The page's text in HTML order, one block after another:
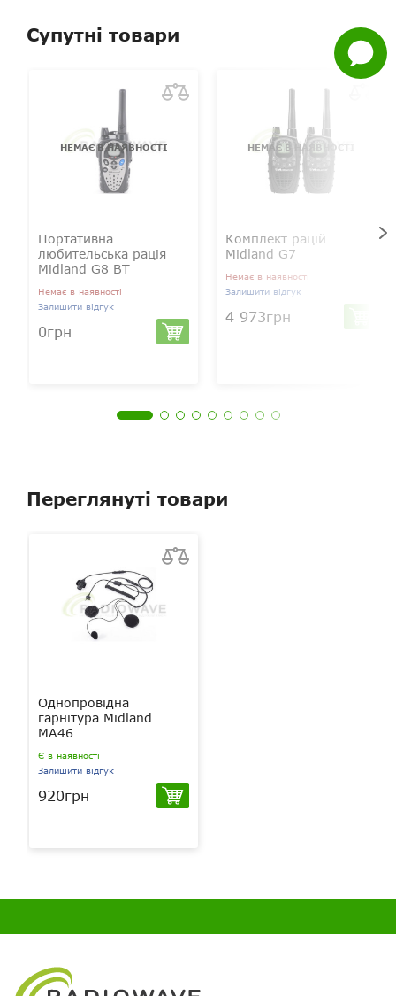
Задати
питання
Супутні товари
НЕМАЄ В НАЯВНОСТІ
Портативна
любительська рація
Midland G8 BT
Немає в наявності
Залишити відгук
0грн
НЕМАЄ В НАЯВНОСТІ
Комплект рацій
Midland G7
Немає в наявності
Залишити відгук
4 973грн
Переглянуті товари
Однопровідна
гарнітура Midland
MA46
Є в наявності
Залишити відгук
920грн